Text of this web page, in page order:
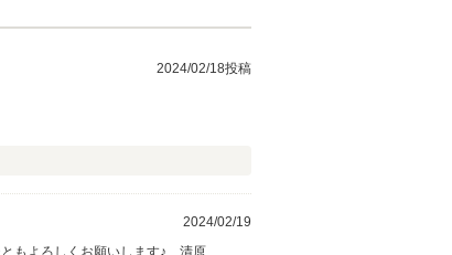
2024/02/18投稿
2024/02/19
ともよろしくお願いします♪ 清原